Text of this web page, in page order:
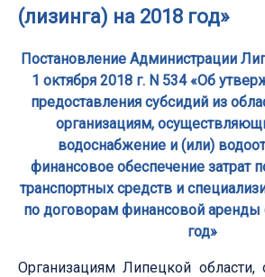
(лизинга) на 2018 год»
Постановление Администрации
1 октября 2018 г. N 534 «Об
предоставления субсидий из
организациям,
водоснабжение и (или)
финансовое обеспечение затрат
транспортных средств и
по договорам финансовой аренды
год»
Организациям Липецкой